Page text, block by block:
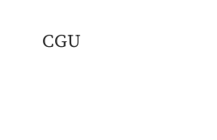
CGU